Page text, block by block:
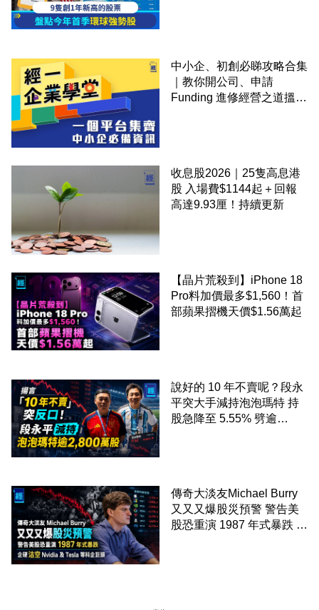
中小企、初創必睇攻略合集
｜教你開公司、申請
Funding 進修經營之道搵大
收息股2026｜25隻高息港
股 入場費$1144起＋回報
高達9.93厘！持續更新
【晶片荒殺到】iPhone 18
Pro料加價最多$1,560！首
部蘋果摺機天價$1.56萬起
說好的 10 年不賣呢？段永
平突大手減持泡泡瑪特 持
股急降至 5.55% 劈逾
傳奇大淡友Michael Burry
又又又爆股災預警 警告美
股恐重演 1987 年式暴跌 企